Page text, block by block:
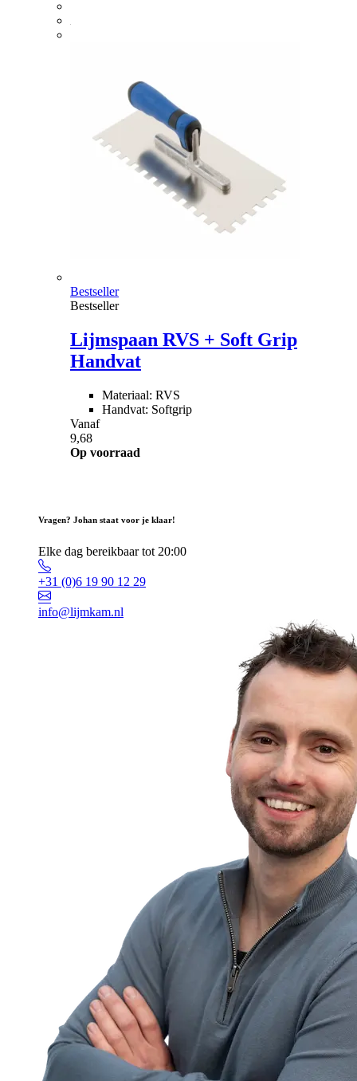
Bestseller
Bestseller
Lijmspaan RVS + Soft Grip
Handvat
Materiaal: RVS
Handvat: Softgrip
Vanaf
9,68
Op voorraad
Vragen? Johan staat voor je klaar!
Elke dag bereikbaar tot 20:00
+31 (0)6 19 90 12 29
info@lijmkam.nl